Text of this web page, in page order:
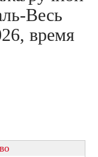
Весь
время